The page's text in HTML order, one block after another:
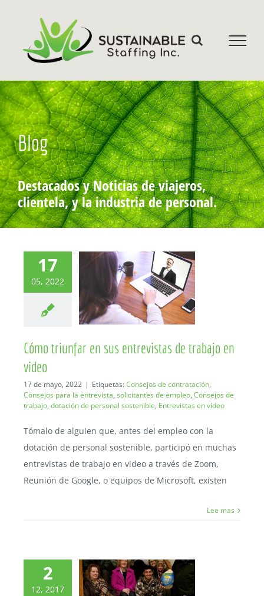
contenido
Blog
Destacados y Noticias de viajeros,
clientela, y la industria de personal.
17
05, 2022
Cómo triunfar en sus entrevistas de trabajo en
video
17 de mayo, 2022 | Etiquetas:Consejos de contratación,
Consejos para la entrevista, solicitantes de empleo, Consejos de
trabajo, dotación de personal sostenible, Entrevistas en vídeo
Tómalo de alguien que, antes del empleo con la
dotación de personal sostenible, participó en muchas
entrevistas de trabajo en video a través de Zoom,
Reunión de Google, o equipos de Microsoft, existen
Lee mas
2
12, 2017